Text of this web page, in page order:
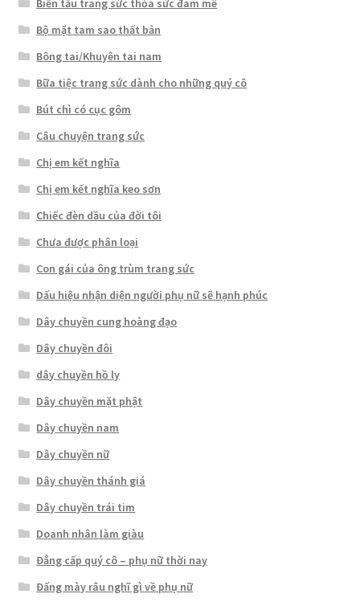
Biến tấu trang sức thỏa sức đam mê
Bộ mặt tam sao thất bản
Bông tai/Khuyên tai nam
Bữa tiệc trang sức dành cho những quý cô
Bút chì có cục gôm
Câu chuyện trang sức
Chị em kết nghĩa
Chị em kết nghĩa keo sơn
Chiếc đèn dầu của đời tôi
Chưa được phân loại
Con gái của ông trùm trang sức
Dấu hiệu nhận diện người phụ nữ sẽ hạnh phúc
Dây chuyền cung hoàng đạo
Dây chuyền đôi
dây chuyền hồ ly
Dây chuyền mặt phật
Dây chuyền nam
Dây chuyền nữ
Dây chuyền thánh giá
Dây chuyền trái tim
Doanh nhân làm giàu
Đẳng cấp quý cô – phụ nữ thời nay
Đấng mày râu nghĩ gì về phụ nữ